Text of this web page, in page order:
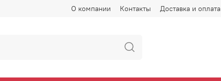
О компании Контакты Доставка и оплата